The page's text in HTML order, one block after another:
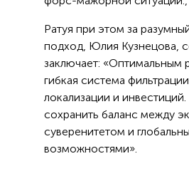
Ратуя при этом за
подход, Юлия Кузнецова,
заключает: «Оптимальным
гибкая система
локализации и
сохранить баланс между
суверенитетом и
возможностями».